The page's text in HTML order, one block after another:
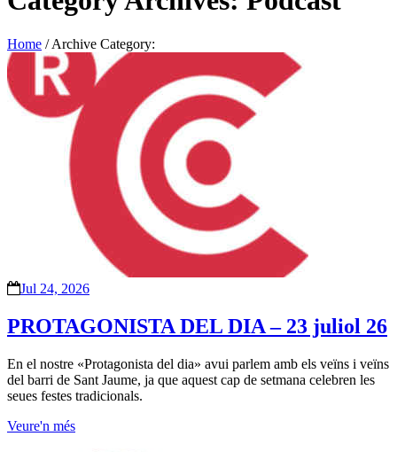
Home /Archive Category:
Jul 24, 2026
PROTAGONISTA DEL DIA – 23 juliol 26
En el nostre «Protagonista del dia» avui parlem amb els veïns i veïns
del barri de Sant Jaume, ja que aquest cap de setmana celebren les
seues festes tradicionals.
Veure'n més